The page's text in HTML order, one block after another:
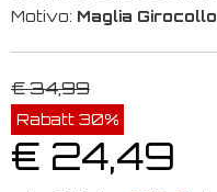
Motivo: Maglia Girocollo
€ 34,99
Rabatt 30%
€ 24,49